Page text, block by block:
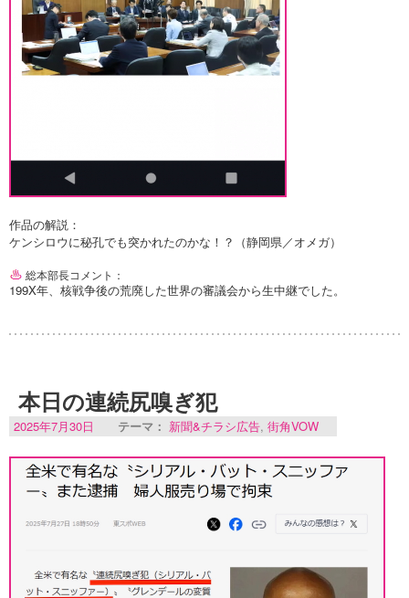
作品の解説：
ケンシロウに秘孔でも突かれたのかな！？（静岡県／オメガ）
総本部長コメント：
199X年、核戦争後の荒廃した世界の審議会から生中継でした。
本日の連続尻嗅ぎ犯
2025年7月30日 テーマ： 新聞&チラシ広告, 街角VOW